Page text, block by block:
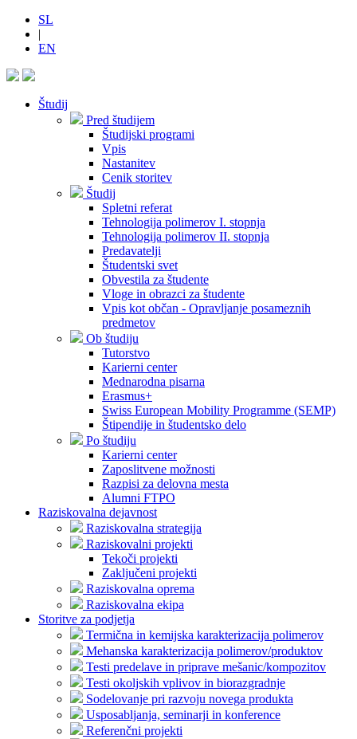
SL
|
EN
Študij
Pred študijem
Študijski programi
Vpis
Nastanitev
Cenik storitev
Študij
Spletni referat
Tehnologija polimerov I. stopnja
Tehnologija polimerov II. stopnja
Predavatelji
Študentski svet
Obvestila za študente
Vloge in obrazci za študente
Vpis kot občan - Opravljanje posameznih
predmetov
Ob študiju
Tutorstvo
Karierni center
Mednarodna pisarna
Erasmus+
Swiss European Mobility Programme (SEMP)
Štipendije in študentsko delo
Po študiju
Karierni center
Zaposlitvene možnosti
Razpisi za delovna mesta
Alumni FTPO
Raziskovalna dejavnost
Raziskovalna strategija
Raziskovalni projekti
Tekoči projekti
Zaključeni projekti
Raziskovalna oprema
Raziskovalna ekipa
Storitve za podjetja
Termična in kemijska karakterizacija polimerov
Mehanska karakterizacija polimerov/produktov
Testi predelave in priprave mešanic/kompozitov
Testi okoljskih vplivov in biorazgradnje
Sodelovanje pri razvoju novega produkta
Usposabljanja, seminarji in konference
Referenčni projekti